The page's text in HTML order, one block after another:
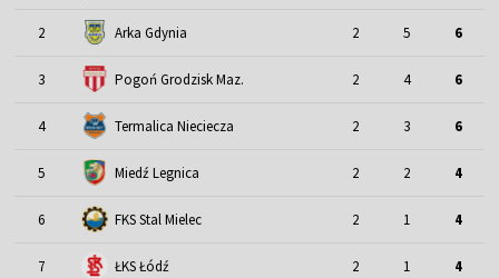
2 Arka Gdynia 2 5 6
3 Pogoń Grodzisk Maz. 2 4 6
4 Termalica Nieciecza 2 3 6
5 Miedź Legnica 2 2 4
6 FKS Stal Mielec 2 1 4
7 ŁKS Łódź 2 1 4